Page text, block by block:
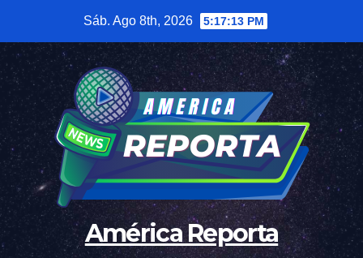
contenido
Sáb. Ago 8th, 2026 5:17:14 PM
América Reporta